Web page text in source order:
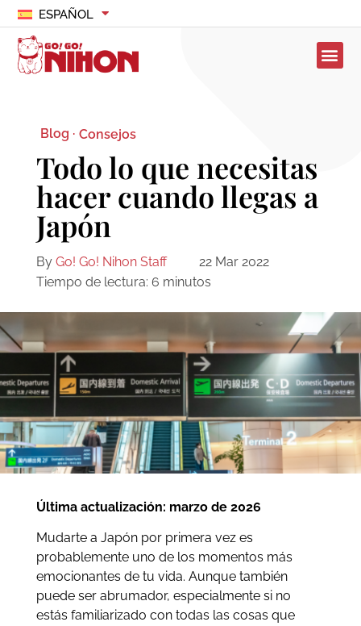
ESPAÑOL
Blog · Consejos
Todo lo que necesitas
hacer cuando llegas a
Japón
By Go! Go! Nihon Staff
22 Mar 2022
Tiempo de lectura: 6 minutos
Última actualización: marzo de 2026
Mudarte a Japón por primera vez es
probablemente uno de los momentos más
emocionantes de tu vida. Aunque también
puede ser abrumador, especialmente si no
estás familiarizado con todas las cosas que